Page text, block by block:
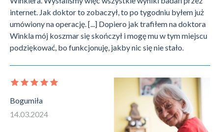
internet. Jak doktor to zobaczył, to po tygodniu byłem już
umówiony na operację. [...] Dopiero jak trafiłem na doktora
Winkla mój koszmar się skończył i mogę mu w tym miejscu
podziękować, bo funkcjonuję, jakby nic się nie stało.
Bogumiła
14.03.2024